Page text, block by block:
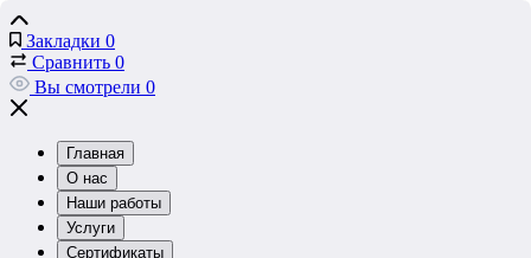
Закладки 0
Сравнить 0
Вы смотрели 0
Главная
О нас
Наши работы
Услуги
Сертификаты